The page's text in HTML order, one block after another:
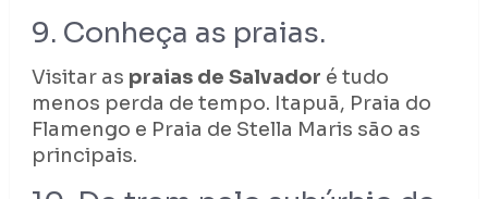
9. Conheça as praias.
Visitar as praias de Salvador é tudo
menos perda de tempo. Itapuã, Praia do
Flamengo e Praia de Stella Maris são as
principais.